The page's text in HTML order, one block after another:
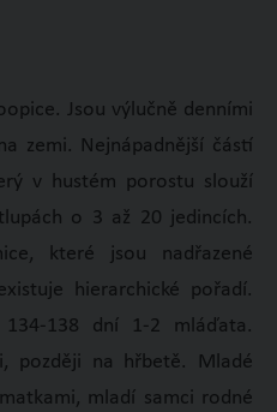
Jsou výlučně denními
zemi. Nejnápadnější částí
v hustém porostu slouží
o 3 až 20 jedincích.
které jsou nadřazené
hierarchické pořadí.
138 dní 1-2 mláďata.
později na hřbetě. Mladé
mladí samci rodné